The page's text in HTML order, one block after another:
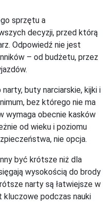
sprzętu a
decyzji, przed którą
Odpowiedź nie jest
– od budżetu, przez
buty narciarskie, kijki i
bez którego nie ma
wymaga obecnie kasków
od wieku i poziomu
nie opcja.
być krótsze niż dla
wysokością do brody
narty są łatwiejsze w
kluczowe podczas nauki